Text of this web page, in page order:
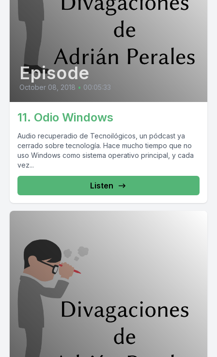
Episode
October 08, 2018 • 00:05:33
11. Odio Windows
Audio recuperadio de Tecnoilógicos, un pódcast ya
cerrado sobre tecnología. Hace mucho tiempo que no
uso Windows como sistema operativo principal, y cada
vez...
Listen